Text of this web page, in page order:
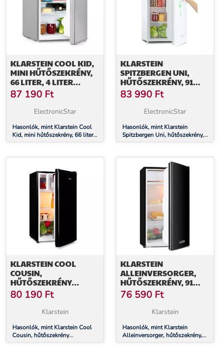
KLARSTEIN COOL KID,
MINI HŰTŐSZEKRÉNY,
66 LITER, 4 LITER
FAGYASZTÓREKESZ, 41
DB, F
ENERGIAHATÉKONYSÁGI
ROZSDAMENTES ACÉL
87 190 Ft
ElectronicStar
Hasonlók, mint Klarstein Cool
Kid, mini hűtőszekrény, 66 liter,
4 liter fagyasztórekesz, 41 dB, F
csiszolt rozsdamentes acél
KLARSTEIN
SPITZBERGEN UNI,
HŰTŐSZEKRÉNY, 91
LITER, 10 LITER
FAGYASZTÓREKESZ, E
ENERGIAHATÉKONYSÁGI
83 990 Ft
ElectronicStar
Hasonlók, mint Klarstein
Spitzbergen Uni, hűtőszekrény,
91 liter, 10 liter fagyasztórekesz,
fehér
KLARSTEIN COOL
COUSIN,
HŰTŐSZEKRÉNY
FAGYASZTÓVAL, 70/11
LITER, 40 DB, E
ENERGIAHATÉKONYSÁGI
80 190 Ft
Klarstein
Hasonlók, mint Klarstein Cool
Cousin, hűtőszekrény
fagyasztóval, 70/11 liter, 40 dB,
KLARSTEIN
ALLEINVERSORGER,
HŰTŐSZEKRÉNY, 91
LITER, E
ENERGIAHATÉKONYSÁGI
OSZTÁLY, 2 EMELETES
FEKETE
76 590 Ft
Klarstein
Hasonlók, mint Klarstein
Alleinversorger, hűtőszekrény,
91 liter, E energiahatékonysági